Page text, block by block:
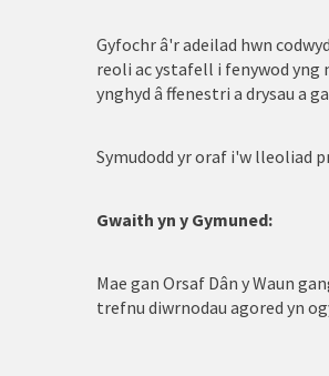
Y Waun
Yr Wyddgrug
Gyfochr â'r adeilad hwn
reoli ac ystafell i fenywod yng
ynghyd â ffenestri a drysau a
Symudodd yr oraf i'w lleoliad
Gwaith yn y Gymuned:
Mae gan Orsaf Dân y Waun
trefnu diwrnodau agored yn